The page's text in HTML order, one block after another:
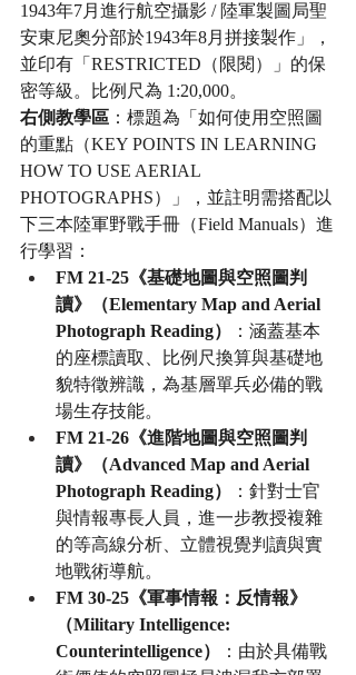
1943年7月進行航空攝影 / 陸軍製圖局聖
安東尼奧分部於1943年8月拼接製作」，
並印有「RESTRICTED（限閱）」的保
密等級。比例尺為 1:20,000。
右側教學區 ：標題為「如何使用空照圖
的重點（KEY POINTS IN LEARNING
HOW TO USE AERIAL
PHOTOGRAPHS）」，並註明需搭配以
下三本陸軍野戰手冊（Field Manuals）進
行學習：
FM 21-25《基礎地圖與空照圖判
讀》（Elementary Map and Aerial
Photograph Reading）
：涵蓋基本
的座標讀取、比例尺換算與基礎地
貌特徵辨識，為基層單兵必備的戰
場生存技能。
FM 21-26《進階地圖與空照圖判
讀》（Advanced Map and Aerial
Photograph Reading）
：針對士官
與情報專長人員，進一步教授複雜
的等高線分析、立體視覺判讀與實
地戰術導航。
FM 30-25《軍事情報：反情報》
（Military Intelligence:
Counterintelligence）
：由於具備戰